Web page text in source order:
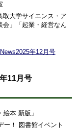
取大学サイエンス・ア
会」「起業・経営なん
年12月号
11月号
本 新版」
ー！ 図書館イベント